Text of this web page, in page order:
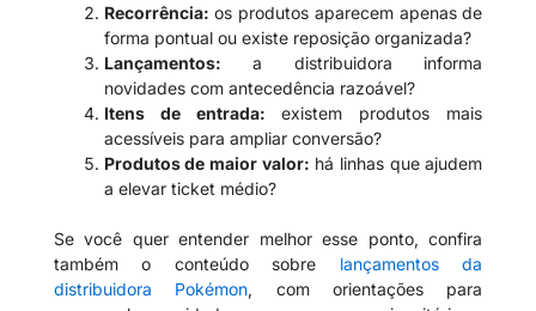
Recorrência: os produtos aparecem apenas de
forma pontual ou existe reposição organizada?
Lançamentos: a distribuidora informa
novidades com antecedência razoável?
Itens de entrada: existem produtos mais
acessíveis para ampliar conversão?
Produtos de maior valor: há linhas que ajudem
a elevar ticket médio?
Se você quer entender melhor esse ponto, confira
também o conteúdo sobre lançamentos da
distribuidora Pokémon, com orientações para